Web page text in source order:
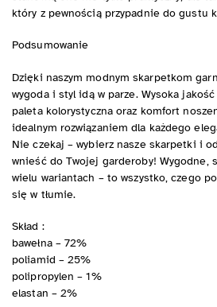
który z pewnością przypadnie do gustu
Podsumowanie
Dzięki naszym modnym skarpetkom
wygoda i styl idą w parze. Wysoka
paleta kolorystyczna oraz komfort
idealnym rozwiązaniem dla każdego
Nie czekaj – wybierz nasze skarpetki i
wnieść do Twojej garderoby! Wygodne,
wielu wariantach – to wszystko, czego
się w tłumie.
Skład :
bawełna – 72%
poliamid – 25%
polipropylen – 1%
elastan – 2%